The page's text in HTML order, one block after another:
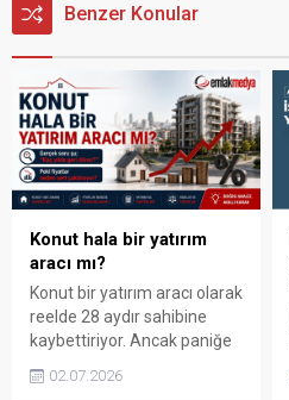
Benzer Konular
Konut hala bir yatırım
aracı mı?
Konut bir yatırım aracı olarak
reelde 28 aydır sahibine
kaybettiriyor. Ancak paniğe
gerek yok. Bakış açımızı
gözden geçireceğiz, o kadar.
02.07.2026